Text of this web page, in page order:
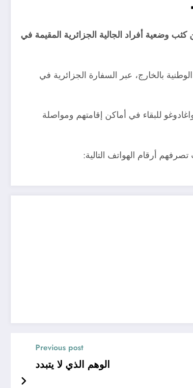
كثب وضعية أفراد الجالية الجزائرية المقيمة في
بالخارج، عبر السفارة الجزائرية في
للبقاء في أماكن إقامتهم ومواصلة
أرقام الهواتف التالية:
Previous post
الوهم الذي لا يتبدد